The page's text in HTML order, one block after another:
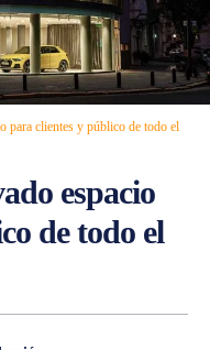
para clientes y público de todo el
espacio
de todo el